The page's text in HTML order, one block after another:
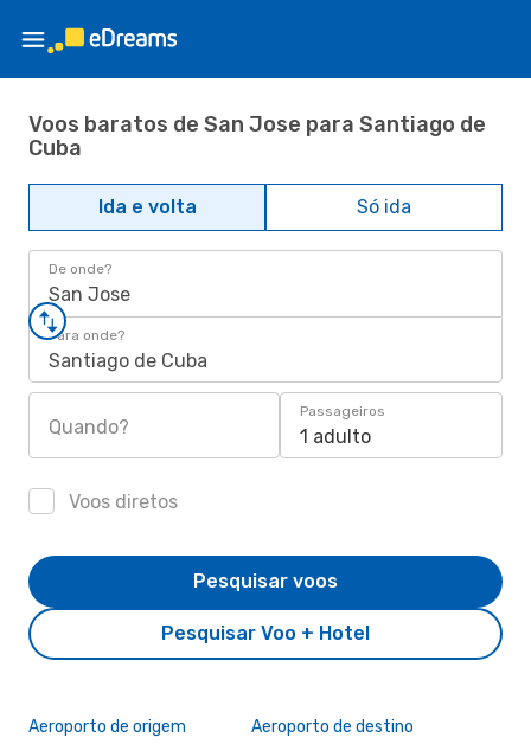
Voos baratos de San Jose para Santiago de
Cuba
Ida e volta Só ida
De onde?
San Jose
Para onde?
Santiago de Cuba
Quando?
Passageiros
1 adulto
Voos diretos
Pesquisar Voo + Hotel
Pesquisar voos
Aeroporto de origem Aeroporto de destino